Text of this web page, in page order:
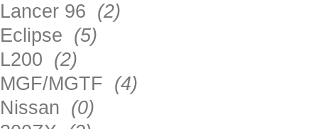
Lancer 96 (2)
Eclipse (5)
L200 (2)
MGF/MGTF (4)
Nissan (0)